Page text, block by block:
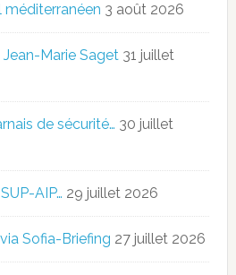
méditerranéen 3 août 2026
Marie Saget 31 juillet
de sécurité… 30 juillet
AIP… 29 juillet 2026
Sofia-Briefing 27 juillet 2026